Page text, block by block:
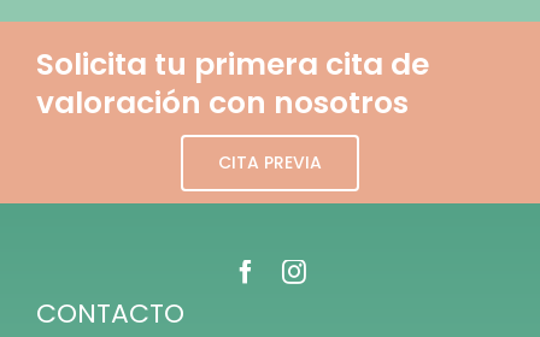
Solicita tu primera cita de
valoración con nosotros
CITA PREVIA
CONTACTO